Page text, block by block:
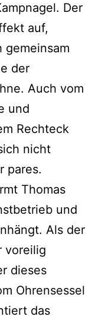
Der
auf,
gemeinsam
der
Auch vom
und
Rechteck
nicht
pares.
Thomas
und
Als der
voreilig
dieses
Ohrensessel
das